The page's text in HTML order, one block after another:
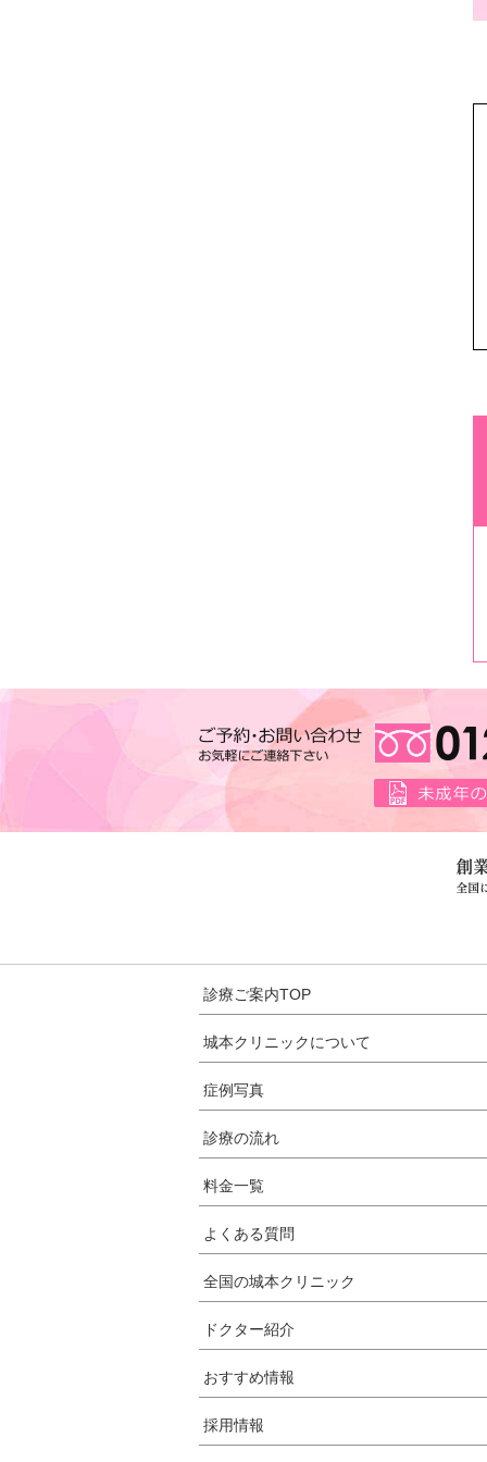
診療ご案内TOP
城本クリニックについて
症例写真
診療の流れ
料金一覧
よくある質問
全国の城本クリニック
ドクター紹介
おすすめ情報
採用情報